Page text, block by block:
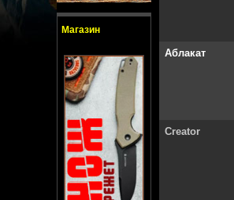
Магазин
Аблакат
Creator